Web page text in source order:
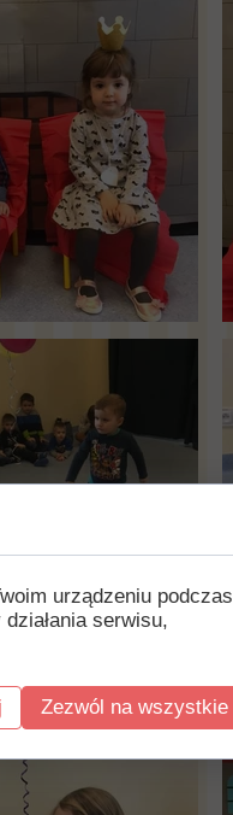
urządzeniu podczas
serwisu,
Zezwól na wszystkie